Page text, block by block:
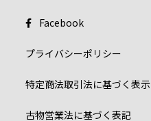
Facebook
プライバシーポリシー
特定商法取引法に基づく表示
古物営業法に基づく表記